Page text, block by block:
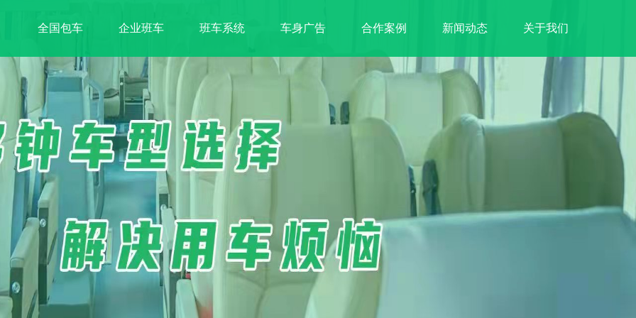
全国包车 企业班车 班车系统 车身广告 合作案例 新闻动态 关于我们